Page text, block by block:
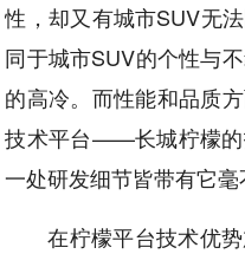
性，却又有城市SUV无
同于城市SUV的个性与
的高冷。而性能和品质
技术平台——长城柠檬的
一处研发细节皆带有它毫
在柠檬平台技术优